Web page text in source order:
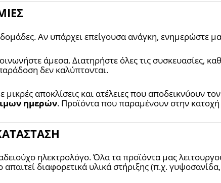
Αν υπάρχει επείγουσα ανάγκη,
άμεσα. Διατηρήστε όλες τις συσκευασίες,
δεν καλύπτονται.
αποκλίσεις και ατέλειες που αποδεικνύουν
ημερών. Προϊόντα που παραμένουν στην κατοχή
ηλεκτρολόγο. Όλα τα προϊόντα μας
διαφορετικά υλικά στήριξης (π.χ.